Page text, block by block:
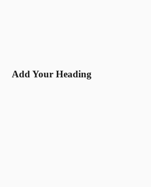
Add Your Heading